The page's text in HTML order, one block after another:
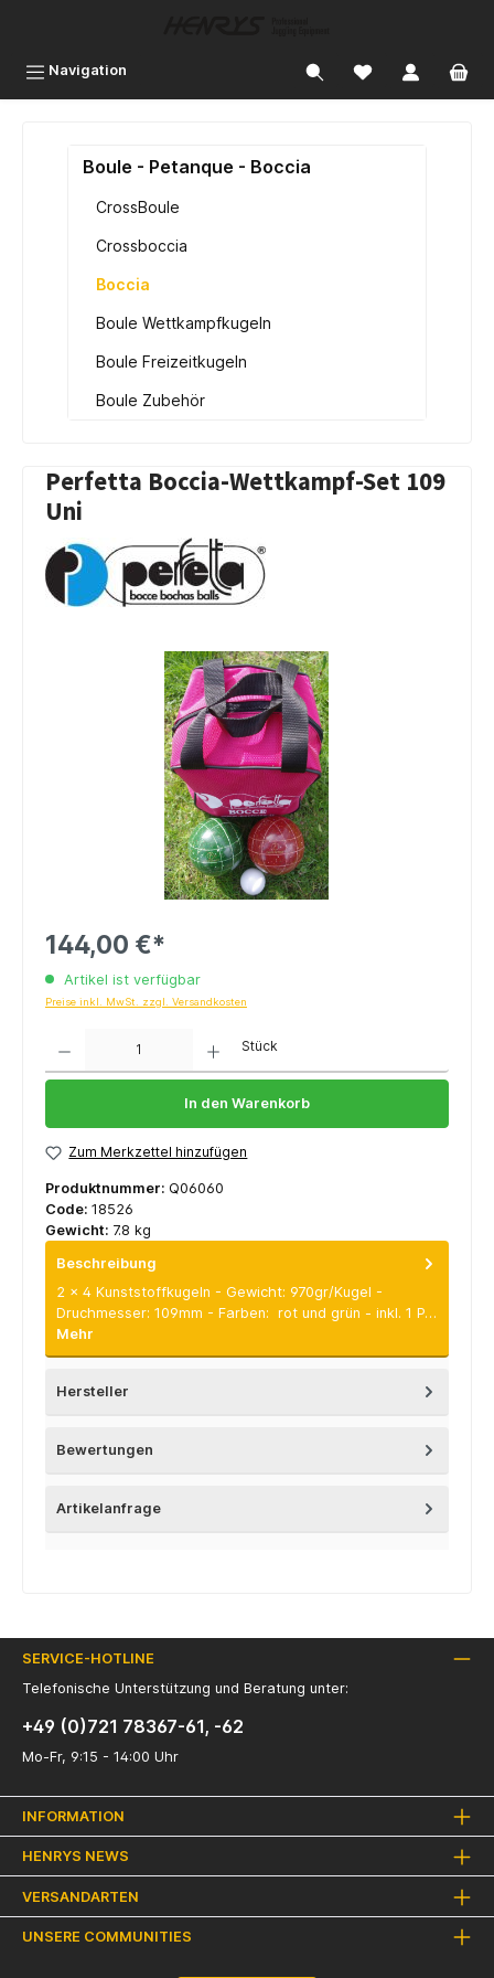
Navigation
Boule - Petanque - Boccia
CrossBoule
Crossboccia
Boccia
Boule Wettkampfkugeln
Boule Freizeitkugeln
Boule Zubehör
Perfetta Boccia-Wettkampf-Set 109
Uni
144,00 €*
Artikel ist verfügbar
Preise inkl. MwSt. zzgl. Versandkosten
Stück
In den Warenkorb
Zum Merkzettel hinzufügen
Produktnummer: Q06060
Code: 18526
Gewicht: 7.8 kg
Beschreibung
2 x 4 Kunststoffkugeln - Gewicht: 970gr/Kugel -
Druchmesser: 109mm - Farben: rot und grün - inkl. 1 P…
Mehr
Hersteller
Bewertungen
Artikelanfrage
SERVICE-HOTLINE
Telefonische Unterstützung und Beratung unter:
+49 (0)721 78367-61, -62
Mo-Fr, 9:15 - 14:00 Uhr
INFORMATION
HENRYS NEWS
VERSANDARTEN
UNSERE COMMUNITIES